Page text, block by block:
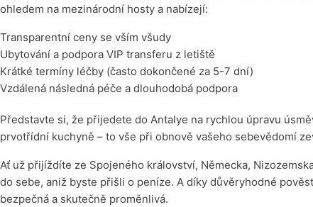
ohledem na mezinárodní hosty a nabízejí:
Transparentní ceny se vším všudy
Ubytování a podpora VIP transferu z letiště
Krátké termíny léčby (často dokončené za 5-7 dní)
Vzdálená následná péče a dlouhodobá podpora
Představte si, že přijedete do Antalye na rychlou úpravu
prvotřídní kuchyně – to vše při obnově vašeho sebevědomí
Ať už přijíždíte ze Spojeného království, Německa,
do sebe, aniž byste přišli o peníze. A díky důvěryhodné
bezpečná a skutečně proměnlivá.